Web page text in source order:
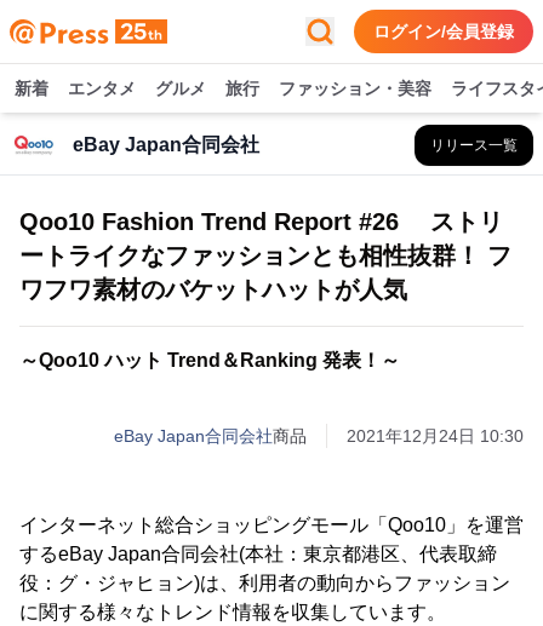
ログイン/会員登録
新着 エンタメ グルメ 旅行 ファッション・美容 ライフスタ
eBay Japan合同会社 リリース一覧
Qoo10 Fashion Trend Report #26 ストリ
ートライクなファッションとも相性抜群！ フ
ワフワ素材のバケットハットが人気
～Qoo10 ハット Trend＆Ranking 発表！～
eBay Japan合同会社商品 2021年12月24日 10:30
インターネット総合ショッピングモール「Qoo10」を運営
するeBay Japan合同会社(本社：東京都港区、代表取締
役：グ・ジャヒョン)は、利用者の動向からファッション
に関する様々なトレンド情報を収集しています。